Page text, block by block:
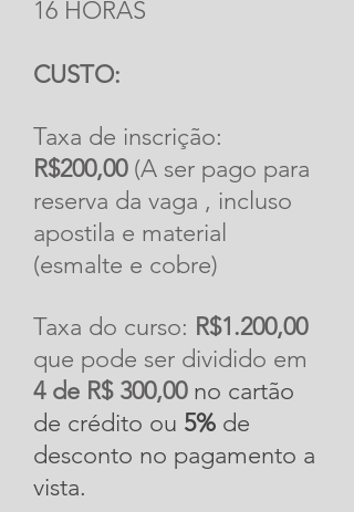
16 HORAS
CUSTO:
Taxa de inscrição:
R$200,00(A ser pago para
reserva da vaga , incluso
apostila e material
(esmalte e cobre)
Taxa do curso: R$1.200,00
que pode ser dividido em
4 de R$ 300,00 no cartão
de crédito ou 5% de
desconto no pagamento a
vista.
0 DIAS PARA O EVENTO
Curso de
Esmaltação
de Joias - 23
a 26 de